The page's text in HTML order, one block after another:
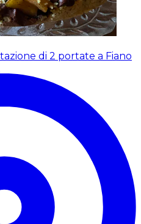
di 2 portate a Fiano